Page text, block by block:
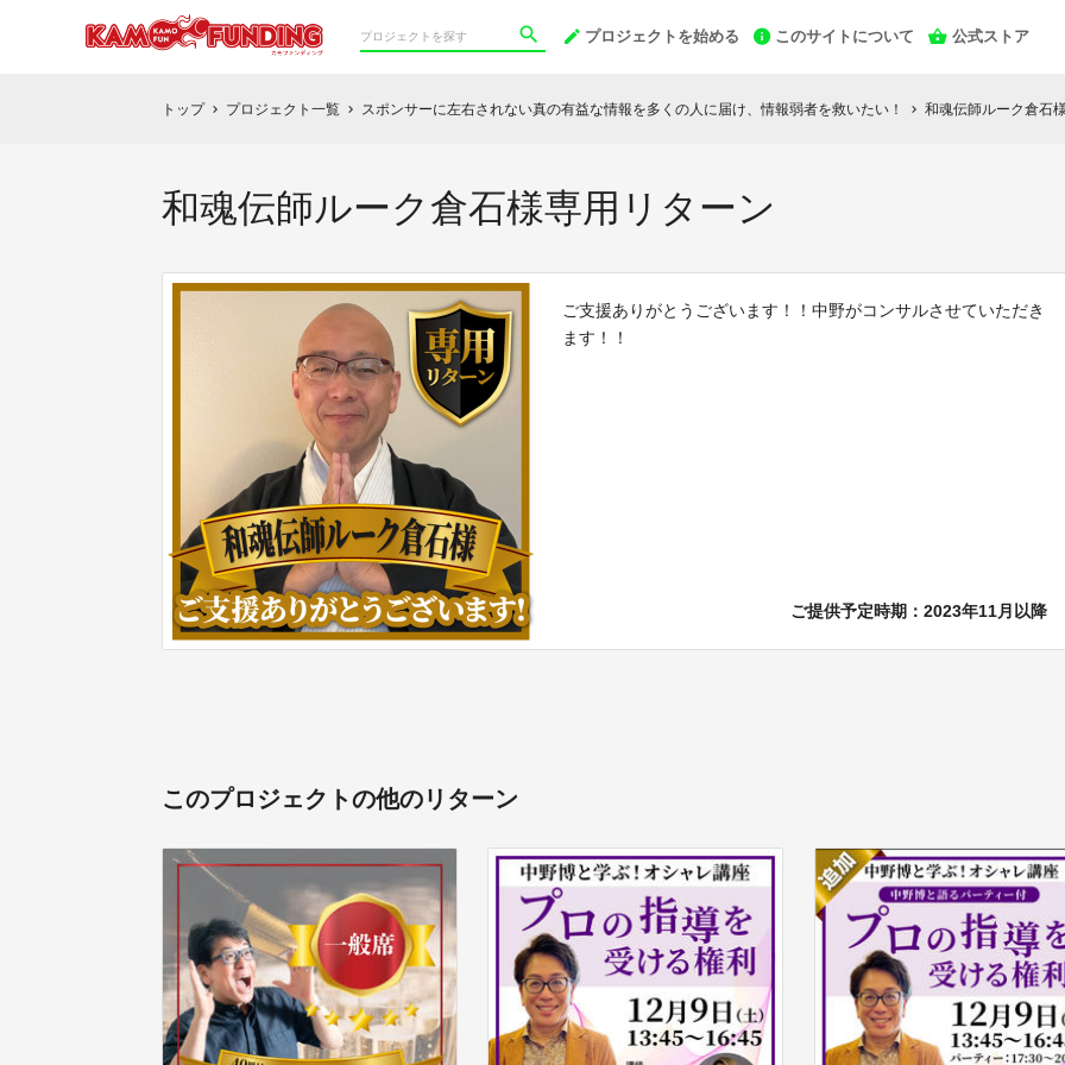
プロジェクトを始める このサイトについて 公式ストア
トップ chevron_right プロジェクト一覧 chevron_right スポンサーに左右されない真の有益な情報を多くの人に届け、情報弱者を救いたい！ chevron_right 和魂伝師ルーク倉石
和魂伝師ルーク倉石様専用リターン
ご支援ありがとうございます！！中野がコンサルさせていただき
ます！！
ご提供予定時期：2023年11月以降
このプロジェクトの他のリターン